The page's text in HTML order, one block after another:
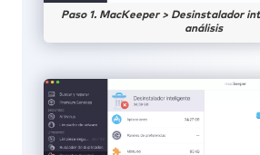
Paso 1. MacKeeper > Desinstalador
análisis